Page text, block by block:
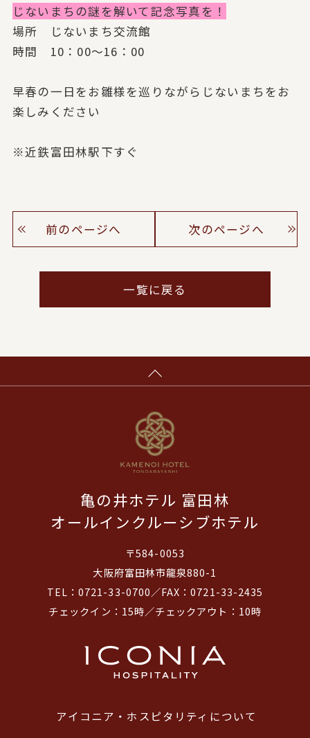
じないまちの謎を解いて記念写真を！
場所 じないまち交流館
時間 10：00～16：00
早春の一日をお雛様を巡りながらじないまちをお
楽しみください
※近鉄富田林駅下すぐ
前のページへ 次のページへ
一覧に戻る
亀の井ホテル 富田林
オールインクルーシブホテル
〒584-0053
大阪府富田林市龍泉880-1
TEL：0721-33-0700／FAX：0721-33-2435
チェックイン：15時／チェックアウト：10時
アイコニア・ホスピタリティについて